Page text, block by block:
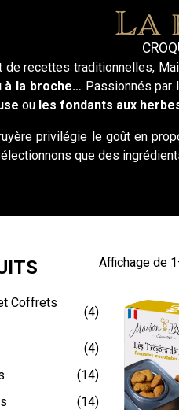
La
de recettes traditionnelles,
à la broche… Passionnés par
ou les fondants aux
privilégie le goût en
que des
Coffrets
(4)
(4)
(14)
(14)
Affichage de